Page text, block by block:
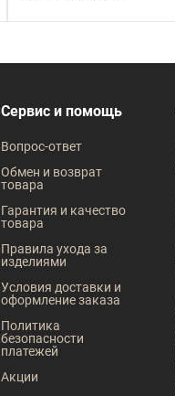
В корзину
В наличии
96
Рост
176
Сервис и помощь
Вопрос-ответ
Обмен и возврат
товара
Гарантия и качество
товара
Правила ухода за
изделиями
Условия доставки и
оформление заказа
Политика
безопасности
платежей
Акции